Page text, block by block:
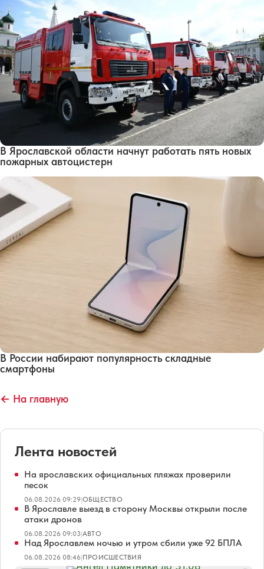
В Ярославской области начнут работать пять новых
пожарных автоцистерн
В России набирают популярность складные
смартфоны
← На главную
Лента новостей
На ярославских официальных пляжах проверили
песок
06.08.2026 09:29|ОБЩЕСТВО
В Ярославле выезд в сторону Москвы открыли после
атаки дронов
06.08.2026 09:03|АВТО
Над Ярославлем ночью и утром сбили уже 92 БПЛА
06.08.2026 08:46|ПРОИСШЕСТВИЯ